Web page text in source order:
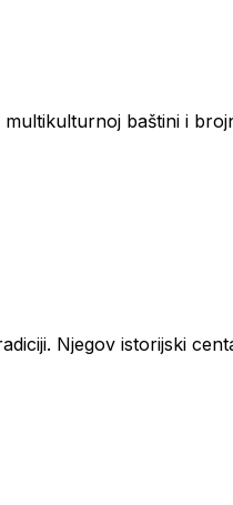
baštini i
Njegov istorijski